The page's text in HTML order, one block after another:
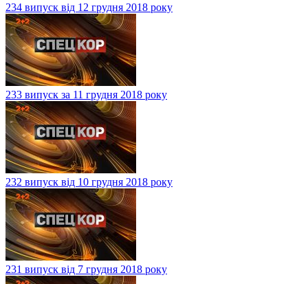
234 випуск від 12 грудня 2018 року
233 випуск за 11 грудня 2018 року
232 випуск від 10 грудня 2018 року
231 випуск від 7 грудня 2018 року